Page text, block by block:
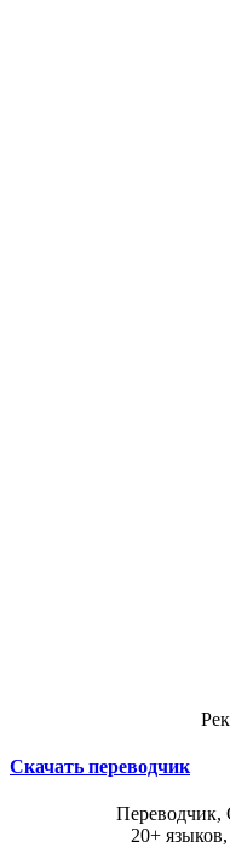
Скачать переводчик
Переводчик,
20+